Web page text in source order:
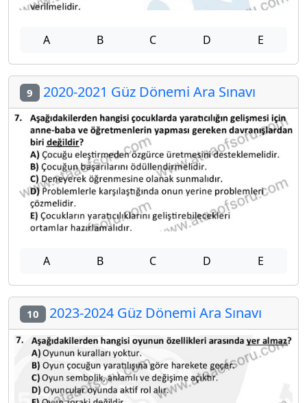
A B C D E
9 2020-2021 Güz Dönemi Ara Sınavı
A B C D E
10 2023-2024 Güz Dönemi Ara Sınavı